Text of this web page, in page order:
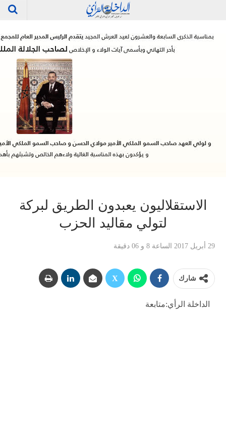
الاستقلاليون يعبدون الطريق لبركة
لتولي مقاليد الحزب
29 أبريل 2017 الساعة 8 و 06 دقيقة
شارك
الداخلة الرأي:متابعة